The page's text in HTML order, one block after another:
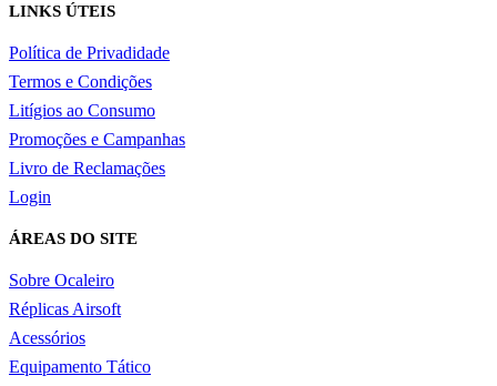
LINKS ÚTEIS
Política de Privadidade
Termos e Condições
Litígios ao Consumo
Promoções e Campanhas
Livro de Reclamações
Login
ÁREAS DO SITE
Sobre Ocaleiro
Réplicas Airsoft
Acessórios
Equipamento Tático